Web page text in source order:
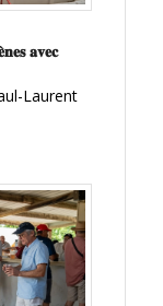
𝐚𝐯𝐞𝐜
Laurent